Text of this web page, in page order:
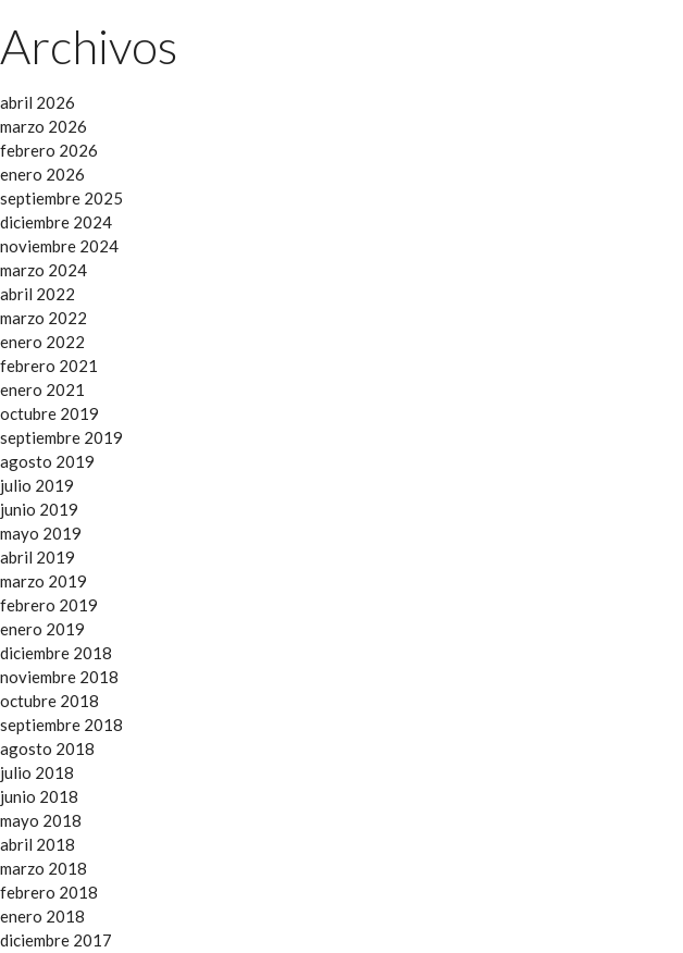
Archivos
abril 2026
marzo 2026
febrero 2026
enero 2026
septiembre 2025
diciembre 2024
noviembre 2024
marzo 2024
abril 2022
marzo 2022
enero 2022
febrero 2021
enero 2021
octubre 2019
septiembre 2019
agosto 2019
julio 2019
junio 2019
mayo 2019
abril 2019
marzo 2019
febrero 2019
enero 2019
diciembre 2018
noviembre 2018
octubre 2018
septiembre 2018
agosto 2018
julio 2018
junio 2018
mayo 2018
abril 2018
marzo 2018
febrero 2018
enero 2018
diciembre 2017